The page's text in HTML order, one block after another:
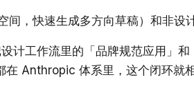
，快速生成多方向草稿）和非设
计工作流里的「品牌规范应用」
Anthropic 体系里，这个闭环就